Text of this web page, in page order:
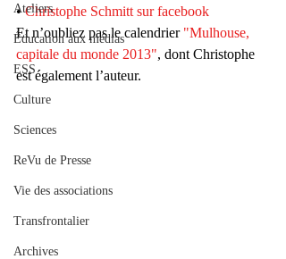
Ateliers
Éducation aux médias
ESS
Culture
Sciences
ReVu de Presse
Vie des associations
Transfrontalier
Archives
• Christophe Schmitt sur facebook
Et n’oubliez pas le calendrier "Mulhouse,
capitale du monde 2013", dont Christophe
est également l’auteur.